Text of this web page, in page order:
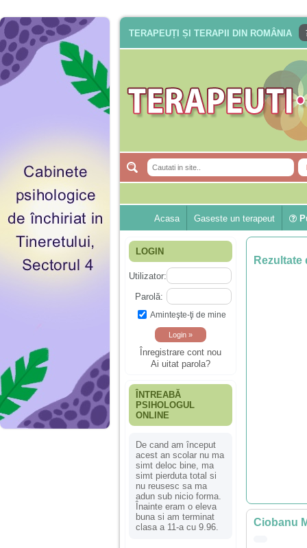
TERAPEUȚI ȘI TERAPII DIN ROMÂNIA
Acasa Gaseste un terapeut
LOGIN
Utilizator:
Parolă:
Aminteşte-ţi de mine
Înregistrare cont nou
Ai uitat parola?
ÎNTREABĂ
PSIHOLOGUL
ONLINE
De cand am început
acest an scolar nu ma
simt deloc bine, ma
simt pierduta total si
nu reusesc sa ma
adun sub nicio forma.
Înainte eram o eleva
buna si am terminat
clasa a 11-a cu 9.96.
Rezultate
Ciobanu